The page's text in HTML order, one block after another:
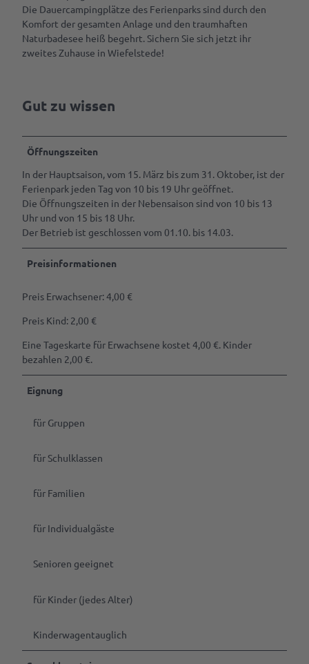
Anreise,
Parken
& Laden
Alle
Themen
Gastgeber
Pressedownloads
Die Dauercampingplätze des Ferienparks sind durch den
Komfort der gesamten Anlage und den traumhaften
Naturbadesee heiß begehrt. Sichern Sie sich jetzt ihr
zweites Zuhause in Wiefelstede!
Gut zu wissen
Öffnungszeiten
In der Hauptsaison, vom 15. März bis zum 31. Oktober, ist der
Ferienpark jeden Tag von 10 bis 19 Uhr geöffnet.
Die Öffnungszeiten in der Nebensaison sind von 10 bis 13
Uhr und von 15 bis 18 Uhr.
Der Betrieb ist geschlossen vom 01.10. bis 14.03.
Preisinformationen
Preis Erwachsener: 4,00 €
Preis Kind: 2,00 €
Eine Tageskarte für Erwachsene kostet 4,00 €. Kinder
bezahlen 2,00 €.
Eignung
für Gruppen
für Schulklassen
für Familien
für Individualgäste
Senioren geeignet
für Kinder (jedes Alter)
Kinderwagentauglich